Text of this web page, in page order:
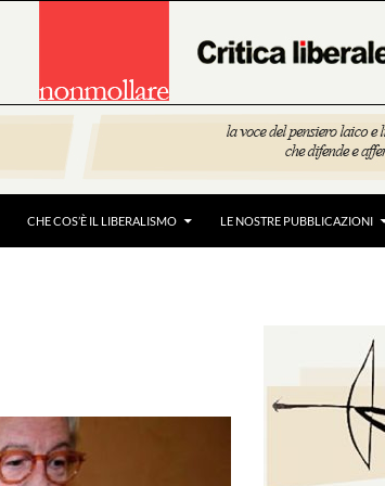
CHE COS’È IL LIBERALISMO LE NOSTRE PUBBLICAZIONI